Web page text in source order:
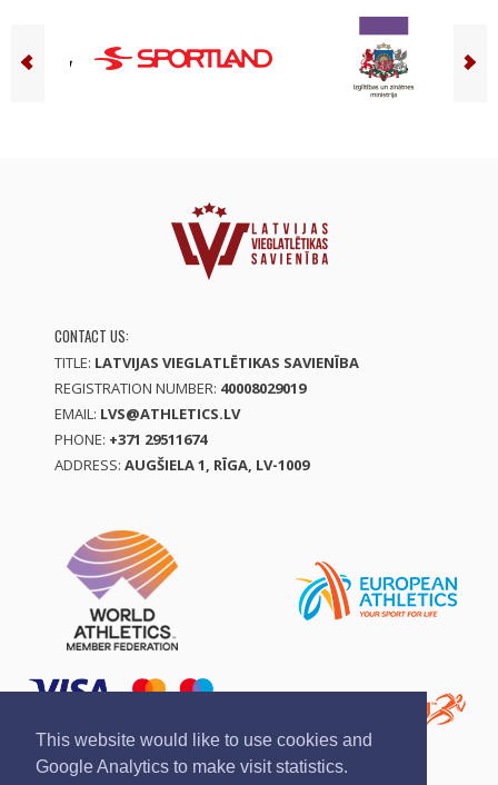
This website would like to use cookies and
Google Analytics to make visit statistics.
CONTACT US:
TITLE: LATVIJAS VIEGLATLĒTIKAS SAVIENĪBA
REGISTRATION NUMBER: 40008029019
EMAIL: LVS@ATHLETICS.LV
PHONE: +371 29511674
ADDRESS: AUGŠIELA 1, RĪGA, LV-1009